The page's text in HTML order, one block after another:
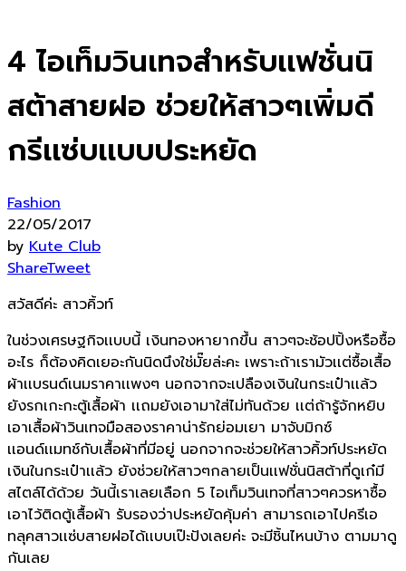
4 ไอเท็มวินเทจสำหรับเเฟชั่นนิ
สต้าสายฝอ ช่วยให้สาวๆเพิ่มดี
กรีเเซ่บเเบบประหยัด
Fashion
22/05/2017
by Kute Club
ShareTweet
สวัสดีค่ะ สาวคิ้วท์
ในช่วงเศรษฐกิจเเบบนี้ เงินทองหายากขึ้น สาวๆจะช้อปปิ้งหรือซื้อ
อะไร ก็ต้องคิดเยอะกันนิดนึงใช่มั๊ยล่ะคะ เพราะถ้าเรามัวเเต่ซื้อเสื้อ
ผ้าเเบรนด์เนมราคาเเพงๆ นอกจากจะเปลืองเงินในกระเป๋าเเล้ว
ยังรกเกะกะตู้เสื้อผ้า เเถมยังเอามาใส่ไม่ทันด้วย เเต่ถ้ารู้จักหยิบ
เอาเสื้อผ้าวินเทจมือสองราคาน่ารักย่อมเยา มาจับมิกซ์
เเอนด์เเมทช์กับเสื้อผ้าที่มีอยู่ นอกจากจะช่วยให้สาวคิ้วท์ประหยัด
เงินในกระเป๋าเเล้ว ยังช่วยให้สาวๆกลายเป็นเเฟชั่นนิสต้าที่ดูเก๋มี
สไตล์ได้ด้วย วันนี้เราเลยเลือก 5 ไอเท็มวินเทจที่สาวๆควรหาซื้อ
เอาไว้ติดตู้เสื้อผ้า รับรองว่าประหยัดคุ้มค่า สามารถเอาไปครีเอ
ทลุคสาวเเซ่บสายฝอได้เเบบเป๊ะปังเลยค่ะ จะมีชิ้นไหนบ้าง ตามมาดู
กันเลย